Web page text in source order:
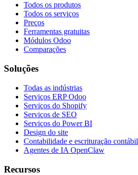
Todos os produtos
Todos os serviços
Preços
Ferramentas gratuitas
Módulos Odoo
Comparações
Soluções
Todas as indústrias
Serviços ERP Odoo
Serviços do Shopify
Serviços de SEO
Serviços do Power BI
Design do site
Contabilidade e escrituração contábil
Agentes de IA OpenClaw
Recursos